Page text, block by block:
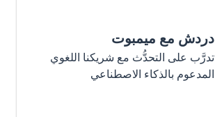
دردش مع ميمبوت
تدرَّب على التحدُّث مع شريكنا اللغوي
المدعوم بالذكاء الاصطناعي